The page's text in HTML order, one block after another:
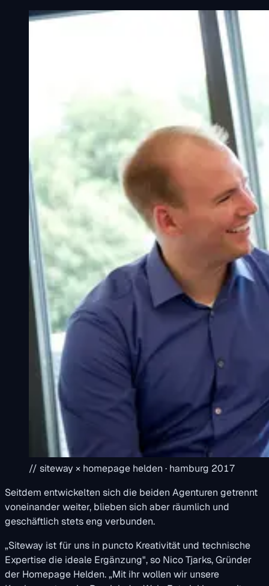
// siteway × homepage helden · hamburg 2017
Seitdem entwickelten sich die beiden Agenturen getrennt
voneinander weiter, blieben sich aber räumlich und
geschäftlich stets eng verbunden.
„Siteway ist für uns in puncto Kreativität und technische
Expertise die ideale Ergänzung", so Nico Tjarks, Gründer
der Homepage Helden. „Mit ihr wollen wir unsere